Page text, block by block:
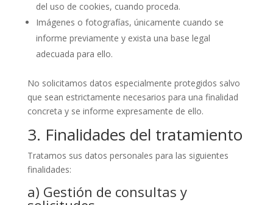
del uso de cookies, cuando proceda.
Imágenes o fotografías, únicamente cuando se
informe previamente y exista una base legal
adecuada para ello.
No solicitamos datos especialmente protegidos salvo
que sean estrictamente necesarios para una finalidad
concreta y se informe expresamente de ello.
3. Finalidades del tratamiento
Tratamos sus datos personales para las siguientes
finalidades:
a) Gestión de consultas y